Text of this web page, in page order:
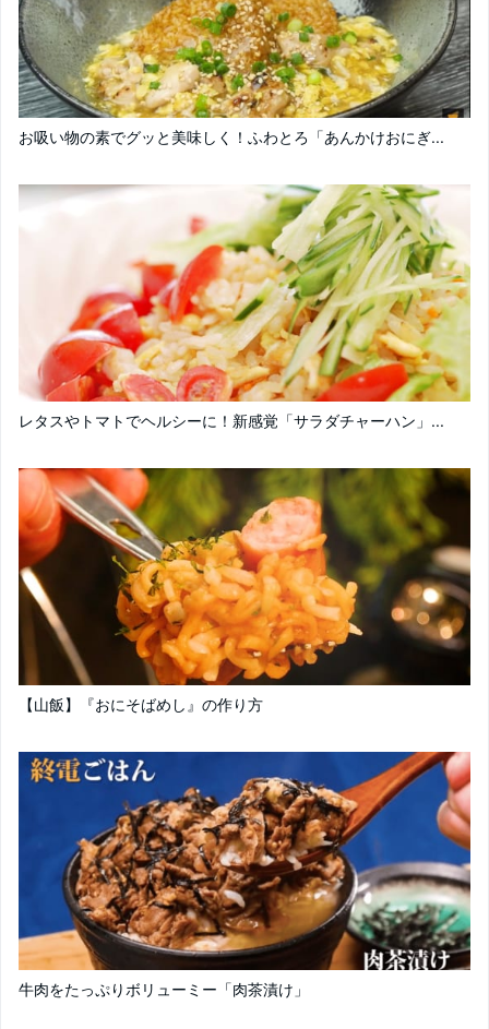
お吸い物の素でグッと美味しく！ふわとろ「あんかけおにぎ...
レタスやトマトでヘルシーに！新感覚「サラダチャーハン」...
【山飯】『おにそばめし』の作り方
牛肉をたっぷりボリューミー「肉茶漬け」